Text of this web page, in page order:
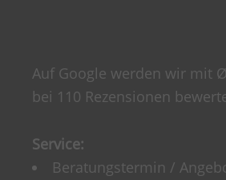
Auf Google werden wir mit
bei 110 Rezensionen
Service:
Beratungstermin /